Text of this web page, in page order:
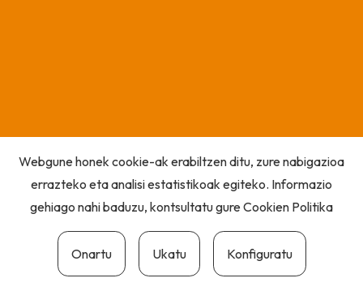
Webgune honek cookie-ak erabiltzen ditu, zure nabigazioa
errazteko eta analisi estatistikoak egiteko. Informazio
gehiago nahi baduzu, kontsultatu gureCookien Politika
Onartu Ukatu Konfiguratu